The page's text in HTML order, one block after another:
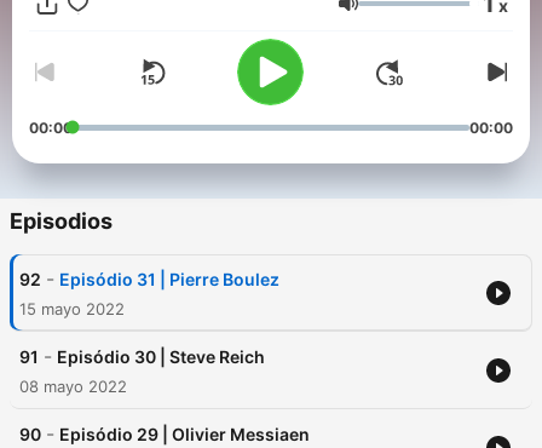
Volumen x
00:00 00:00
Episodios
92 - Episódio 31 | Pierre Boulez
15 mayo 2022
91 - Episódio 30 | Steve Reich
08 mayo 2022
90 - Episódio 29 | Olivier Messiaen